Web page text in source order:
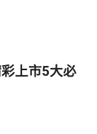
上市5大必